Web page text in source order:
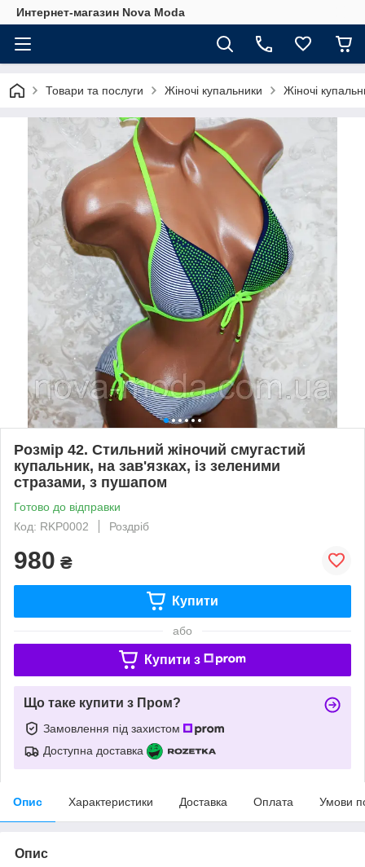
Интернет-магазин Nova Moda
Товари та послуги Жіночі купальники Жіночі
Розмір 42. Стильний жіночий смугастий
купальник, на зав'язках, із зеленими
стразами, з пушапом
Готово до відправки
Код: RKP0002
Роздріб
980 ₴
Купити
або
Купити з
Що таке купити з Пром?
Замовлення під захистом
Доступна доставка
Опис Характеристики Доставка Оплата Умови
Опис